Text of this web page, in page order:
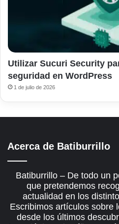
Utilizar Sucuri Security
seguridad en WordPress
1 de julio de 2026
Acerca de Batiburrillo
Batiburrillo – De todo un
que pretendemos
actualidad en los
Escribimos artículos sobre
desde los últimos